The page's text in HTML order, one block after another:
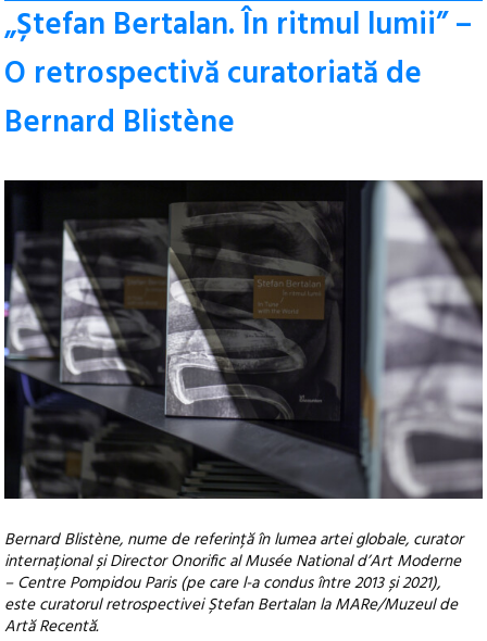
„Ștefan Bertalan. În ritmul lumii” –
O retrospectivă curatoriată de
Bernard Blistène
Bernard Blistène, nume de referință în lumea artei globale, curator
internațional și Director Onorific al Musée National d’Art Moderne
– Centre Pompidou Paris (pe care l-a condus între 2013 și 2021),
este curatorul retrospectivei Ștefan Bertalan la MARe/Muzeul de
Artă Recentă.